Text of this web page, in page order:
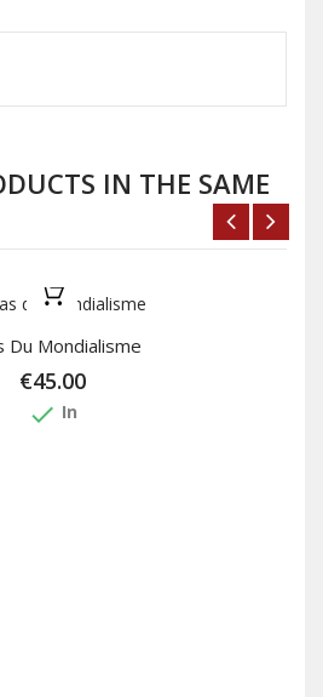
IN THE SAME
Du Mondialisme
€45.00
done In